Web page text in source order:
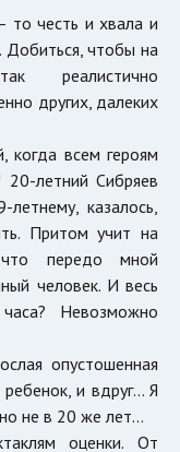
то честь и хвала и
Добиться, чтобы на
реалистично
других, далеких
когда всем героям
летний Сибряев
казалось,
Притом учит на
передо мной
человек. И весь
Невозможно
опустошенная
и вдруг… Я
но не в 20 же лет…
оценки. От